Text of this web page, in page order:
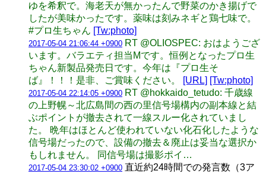
ゆを希釈で。海老天が無かったんで野菜のかき揚げで
したが美味かったです。薬味は刻みネギと鶏七味で。
#プロ生ちゃん [Tw:photo]
2017-05-04 21:06:44 +0900 RT @OLIOSPEC: おはようござ
います。バラエティ担当Mです。恒例となったプロ生
ちゃん新製品発売日です。今年は『プロ生そ
ば』！！！是非、ご賞味ください。
[URL] [Tw:photo]
2017-05-04 22:14:05 +0900 RT @hokkaido_tetudo: 千歳線
の上野幌～北広島間の西の里信号場構内の副本線と結
ぶポイントが撤去されて一線スルー化されていまし
た。 晩年はほとんど使われていない化石化したような
信号場だったので、設備の撤去＆廃止は妥当な選択か
もしれません。 同信号場は撮影ポイ…
2017-05-04 23:30:02 +0900 直近約24時間での発言数（3ア